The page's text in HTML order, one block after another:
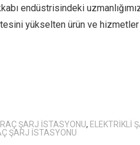
endüstrisindeki
yükselten ürün ve hizmetler
ŞARJ İSTASYONU, ELEKTRIKLI
ŞARJ İSTASYONU